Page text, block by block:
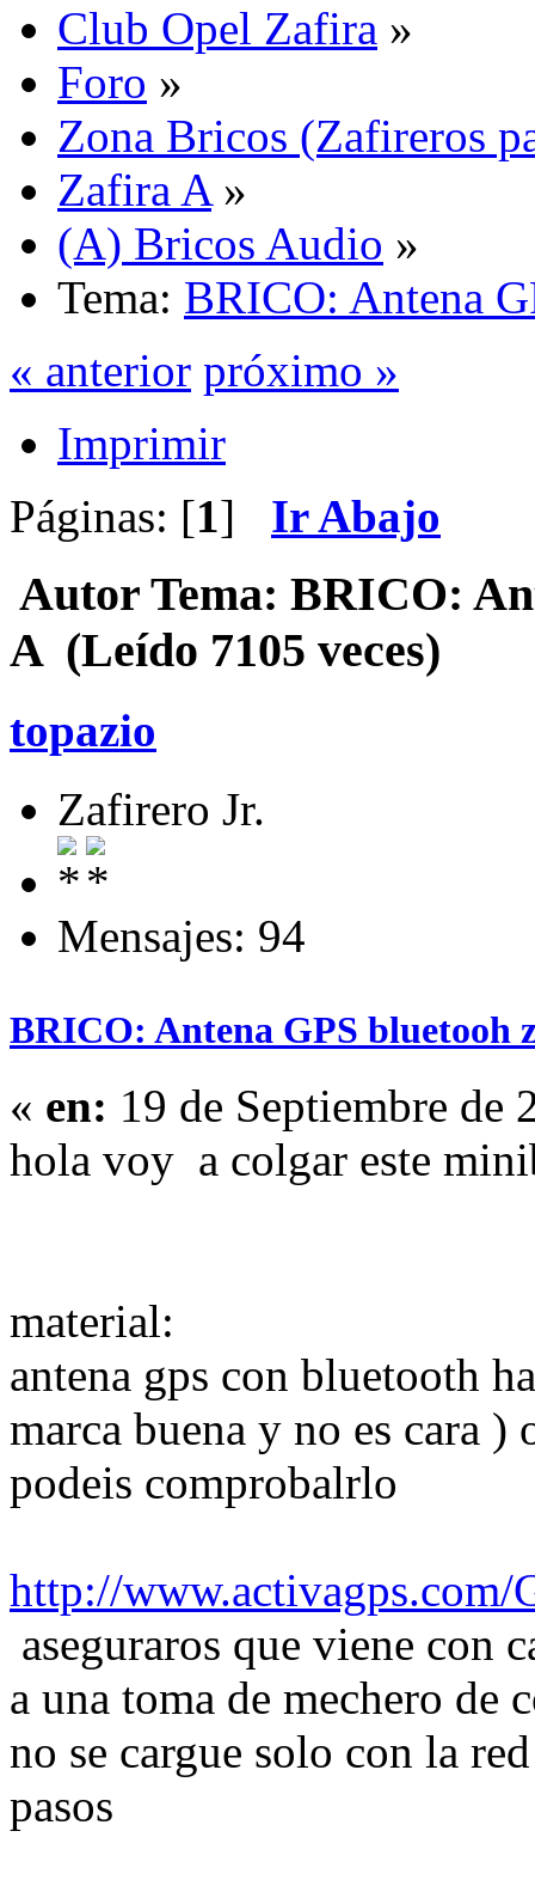
Club Opel Zafira »
Foro »
Zona Bricos (Zafireros
Zafira A»
(A) Bricos Audio »
Tema: BRICO: Antena
« anterior próximo »
Imprimir
Páginas: [1] Ir Abajo
Autor Tema: BRICO:
A (Leído 7105 veces)
topazio
Zafirero Jr.
Mensajes: 94
BRICO: Antena GPS bluetooh
« en: 19 de Septiembre de
hola voy a colgar este
material:
antena gps con bluetooth
marca buena y no es cara
podeis comprobalrlo
http://www.activagps.com/
aseguraros que viene con
a una toma de mechero de
no se cargue solo con la
pasos